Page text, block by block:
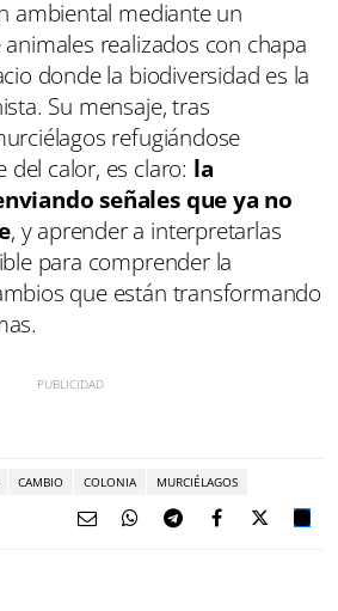
ambiental mediante un
realizados con chapa
donde la biodiversidad es la
Su mensaje, tras
refugiándose
del calor, es claro: la
señales que ya no
, y aprender a interpretarlas
para comprender la
que están transformando
CAMBIO COLONIA MURCIÉLAGOS